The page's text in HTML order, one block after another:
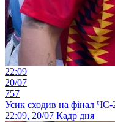
22:09
20/07
757
Усик сходив на фінал ЧС-
22:09, 20/07 Кадр дня